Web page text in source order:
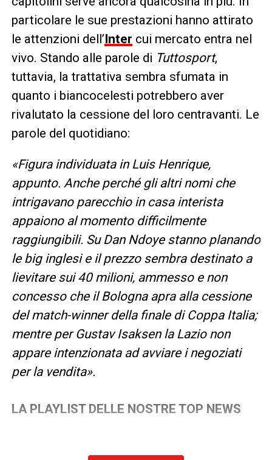
particolare le sue prestazioni hanno attirato
le attenzioni dell’Inter cui mercato entra nel
vivo. Stando alle parole di Tuttosport,
tuttavia, la trattativa sembra sfumata in
quanto i biancocelesti potrebbero aver
rivalutato la cessione del loro centravanti. Le
parole del quotidiano:
«Figura individuata in Luis Henrique,
appunto. Anche perché gli altri nomi che
intrigavano parecchio in casa interista
appaiono al momento difficilmente
raggiungibili. Su Dan Ndoye stanno planando
le big inglesi e il prezzo sembra destinato a
lievitare sui 40 milioni, ammesso e non
concesso che il Bologna apra alla cessione
del match-winner della finale di Coppa Italia;
mentre per Gustav Isaksen la Lazio non
appare intenzionata ad avviare i negoziati
per la vendita».
LA PLAYLIST DELLE NOSTRE TOP NEWS